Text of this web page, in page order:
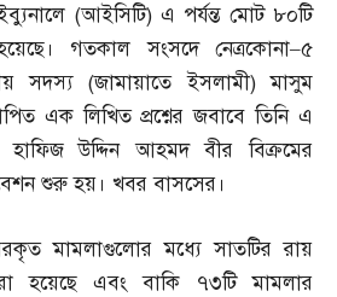
(আইসিটি)এ পর্যন্ত মোট ৮০টি
গতকাল সংসদে নেত্রকোনা–৫
সদস্য (জামায়াতে ইসলামী)মাসুম
এক লিখিত প্রশ্নের জবাবে তিনি এ
হাফিজ উদ্দিন আহমদ বীর বিক্রমের
শুরু হয়। খবর বাসসের।
মামলাগুলোর মধ্যে সাতটির রায়
হয়েছে এবং বাকি ৭৩টি মামলার